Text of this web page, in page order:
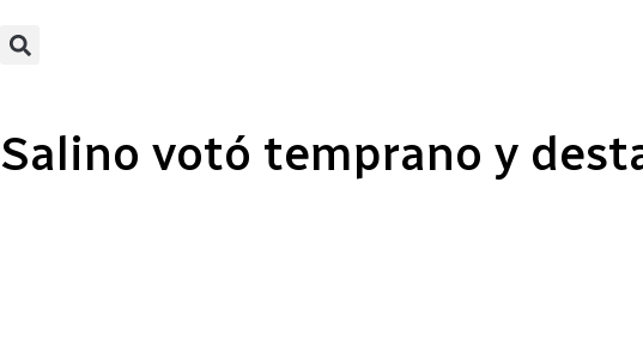
Salino votó temprano y